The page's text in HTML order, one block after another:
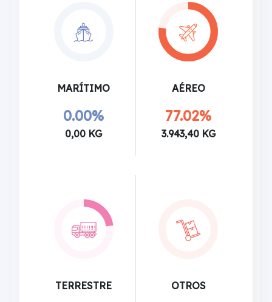
MARÍTIMO
0.00%
0,00 KG
AÉREO
77.02%
3.943,40 KG
TERRESTRE OTROS